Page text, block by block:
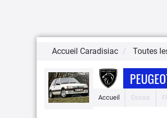
Accueil Caradisiac Toutes
Accueil Essais